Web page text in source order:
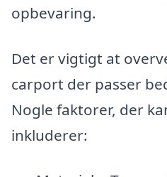
opbevaring.
Det er vigtigt at
carport der passer
Nogle faktorer, der
inkluderer: